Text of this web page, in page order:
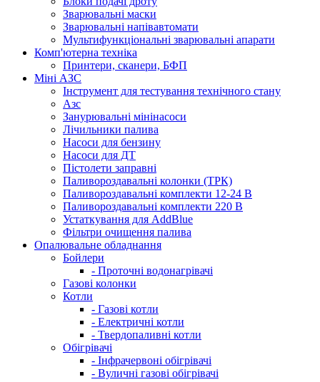
Зварювальні маски
Зварювальні напівавтомати
Мультифункціональні зварювальні апарати
Комп'ютерна техніка
Принтери, сканери, БФП
Міні АЗС
Інструмент для тестування технічного стану
Азс
Занурювальні мінінасоси
Лічильники палива
Насоси для бензину
Насоси для ДТ
Пістолети заправні
Паливороздавальні колонки (ТРК)
Паливороздавальні комплекти 12-24 В
Паливороздавальні комплекти 220 В
Устаткування для AddBlue
Фільтри очищення палива
Опалювальне обладнання
Бойлери
- Проточні водонагрівачі
Газові колонки
Котли
- Газові котли
- Електричні котли
- Твердопаливні котли
Обігрівачі
- Інфрачервоні обігрівачі
- Вуличні газові обігрівачі